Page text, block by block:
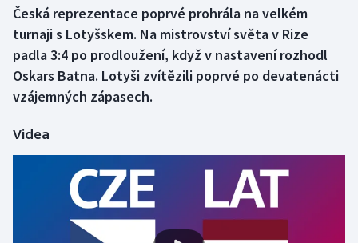
Box
Curling
Česká reprezentace poprvé prohrála na velkém
turnaji s Lotyšskem. Na mistrovství světa v Rize
padla 3:4 po prodloužení, když v nastavení rozhodl
Oskars Batna. Lotyši zvítězili poprvé po devatenácti
vzájemných zápasech.
Videa